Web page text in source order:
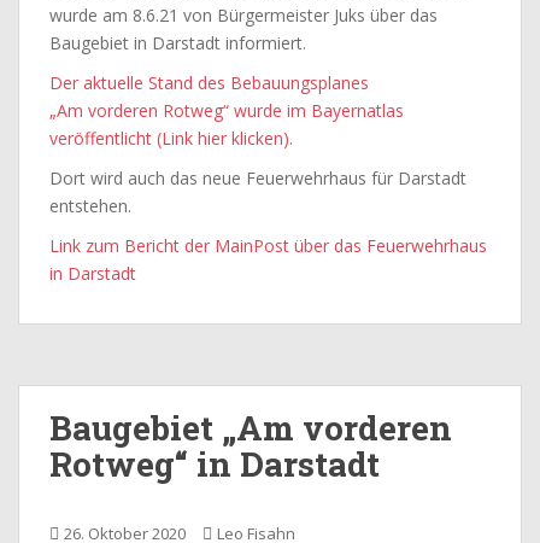
wurde am 8.6.21 von Bürgermeister Juks über das
Baugebiet in Darstadt informiert.
Der aktuelle Stand des Bebauungsplanes
„Am vorderen Rotweg“ wurde im Bayernatlas
veröffentlicht (Link hier klicken).
Dort wird auch das neue Feuerwehrhaus für Darstadt
entstehen.
Link zum Bericht der MainPost über das Feuerwehrhaus
in Darstadt
Baugebiet „Am vorderen
Rotweg“ in Darstadt
26. Oktober 2020 Leo Fisahn